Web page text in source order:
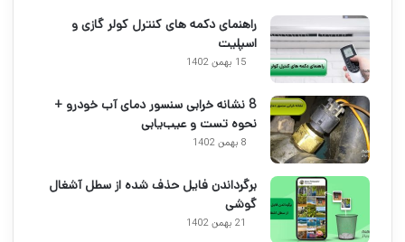
راهنمای دکمه های کنترل کولر گازی و
اسپلیت
15 بهمن 1402
8 نشانه خرابی سنسور دمای آب خودرو +
نحوه تست و عیب‌یابی
8 بهمن 1402
برگرداندن فایل حذف شده از سطل آشغال
گوشی
21 بهمن 1402